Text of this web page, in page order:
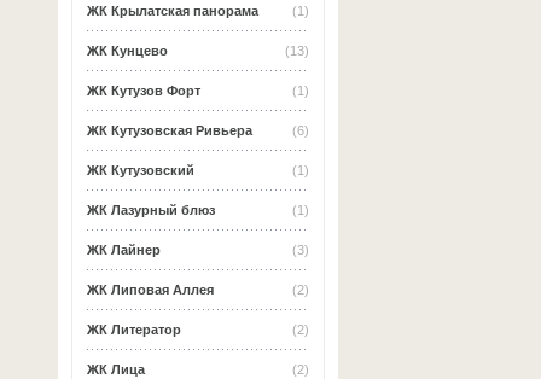
(1)
ЖК Крылатская панорама
(13)
ЖК Кунцево
(1)
ЖК Кутузов Форт
(6)
ЖК Кутузовская Ривьера
(1)
ЖК Кутузовский
(1)
ЖК Лазурный блюз
(3)
ЖК Лайнер
(2)
ЖК Липовая Аллея
(2)
ЖК Литератор
(2)
ЖК Лица